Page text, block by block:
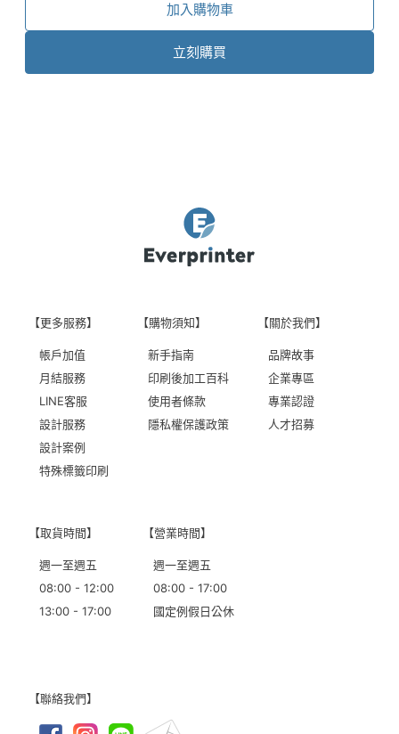
加入購物車
立刻購買
【更多服務】
帳戶加值
月結服務
LINE客服
設計服務
設計案例
特殊標籤印刷
【購物須知】
新手指南
印刷後加工百科
使用者條款
隱私權保護政策
【關於我們】
品牌故事
企業專區
專業認證
人才招募
【取貨時間】
週一至週五
08:00 - 12:00
13:00 - 17:00
【營業時間】
週一至週五
08:00 - 17:00
國定例假日公休
【聯絡我們】